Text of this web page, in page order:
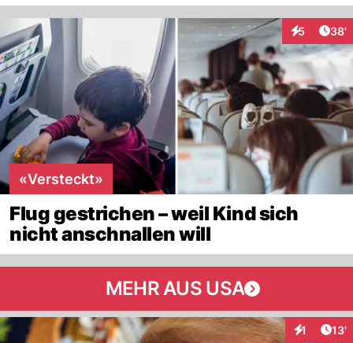
5 38'
«Versteckt»
Flug gestrichen – weil Kind sich
nicht anschnallen will
MEHR AUS USA
1 13'